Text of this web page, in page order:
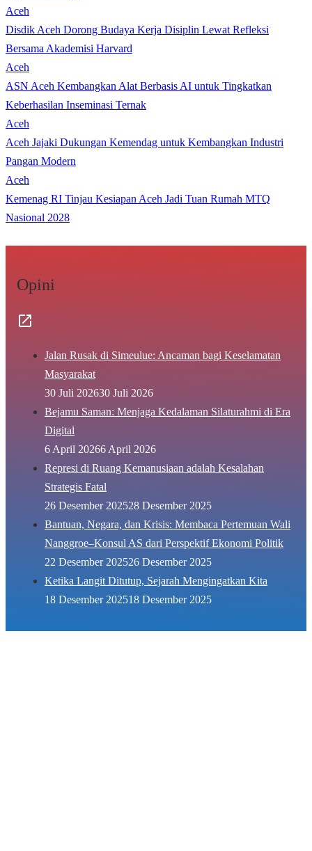
Aceh
Disdik Aceh Dorong Budaya Kerja Disiplin Lewat Refleksi
Bersama Akademisi Harvard
Aceh
ASN Aceh Kembangkan Alat Berbasis AI untuk Tingkatkan
Keberhasilan Inseminasi Ternak
Aceh
Aceh Jajaki Dukungan Kemendag untuk Kembangkan Industri
Pangan Modern
Aceh
Kemenag RI Tinjau Kesiapan Aceh Jadi Tuan Rumah MTQ
Nasional 2028
Opini
Jalan Rusak di Simeulue: Ancaman bagi Keselamatan
Masyarakat
30 Juli 202630 Juli 2026
Bejamu Saman: Menjaga Kedalaman Silaturahmi di Era
Digital
6 April 20266 April 2026
Represi di Ruang Kemanusiaan adalah Kesalahan
Strategis Fatal
26 Desember 202528 Desember 2025
Bantuan, Negara, dan Krisis: Membaca Pertemuan Wali
Nanggroe–Konsul AS dari Perspektif Ekonomi Politik
22 Desember 202526 Desember 2025
Ketika Langit Ditutup, Sejarah Mengingatkan Kita
18 Desember 202518 Desember 2025